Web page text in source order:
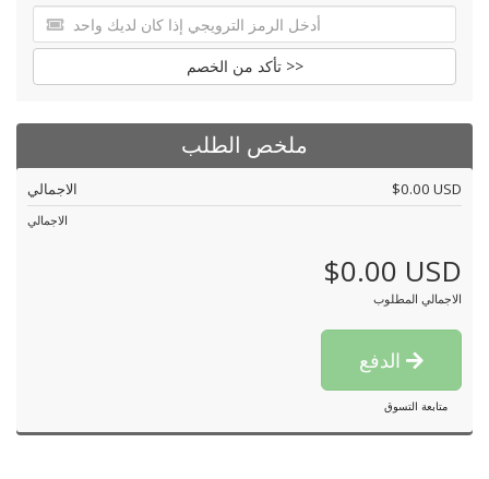
تأكد من الخصم >>
ملخص الطلب
الاجمالي $0.00 USD
الاجمالي
$0.00 USD
الاجمالي المطلوب
متابعة التسوق